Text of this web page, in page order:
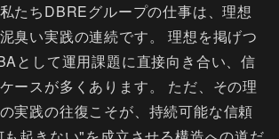
たちDBREグループの仕事は、理想
臭い実践の連続です。 理想を掲げつ
として運用課題に直接向き合い、信
ースが多くあります。 ただ、その理
実践の往復こそが、持続可能な信頼